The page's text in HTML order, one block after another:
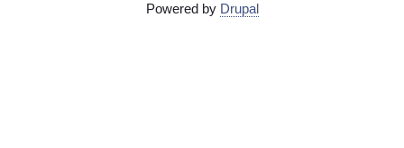
Powered by Drupal